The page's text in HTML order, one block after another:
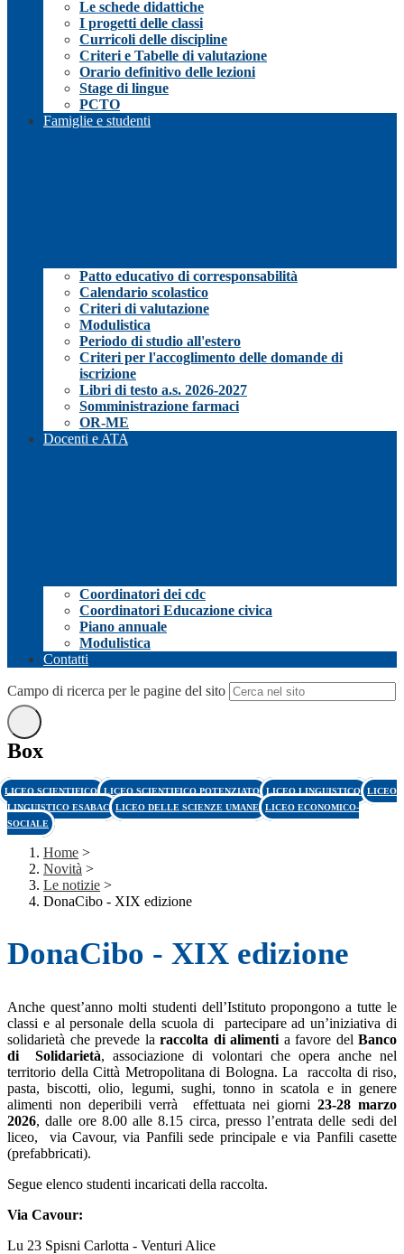
Le schede didattiche
I progetti delle classi
Curricoli delle discipline
Criteri e Tabelle di valutazione
Orario definitivo delle lezioni
Stage di lingue
PCTO
Famiglie e studenti
Patto educativo di corresponsabilità
Calendario scolastico
Criteri di valutazione
Modulistica
Periodo di studio all'estero
Criteri per l'accoglimento delle domande di
iscrizione
Libri di testo a.s. 2026-2027
Somministrazione farmaci
OR-ME
Docenti e ATA
Coordinatori dei cdc
Coordinatori Educazione civica
Piano annuale
Modulistica
Contatti
Campo di ricerca per le pagine del sito
Box
LICEO SCIENTIFICO LICEO SCIENTIFICO POTENZIATO LICEO LINGUISTICO LICEO
LINGUISTICO ESABAC LICEO DELLE SCIENZE UMANE LICEO ECONOMICO-
SOCIALE
Home >
Novità >
Le notizie >
DonaCibo - XIX edizione
DonaCibo - XIX edizione
Anche quest’anno molti studenti dell’Istituto propongono a tutte le
classi e al personale della scuola di partecipare ad un’iniziativa di
solidarietà che prevede la raccolta di alimenti a favore del Banco
di Solidarietà, associazione di volontari che opera anche nel
territorio della Città Metropolitana di Bologna. La raccolta di riso,
pasta, biscotti, olio, legumi, sughi, tonno in scatola e in genere
alimenti non deperibili verrà effettuata nei giorni 23-28 marzo
2026, dalle ore 8.00 alle 8.15 circa, presso l’entrata delle sedi del
liceo, via Cavour, via Panfili sede principale e via Panfili casette
(prefabbricati).
Segue elenco studenti incaricati della raccolta.
Via Cavour:
Lu 23 Spisni Carlotta - Venturi Alice